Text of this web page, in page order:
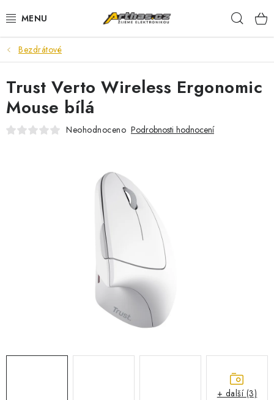
na
TELEFONY, TABLETY
POČÍTAČE, NOTEBOOKY
PRO HRÁČE
PŘEDVÁDĚCÍ ELEKTRONIKA
Bezdrátové
Trust Verto Wireless Ergonomic
Mouse bílá
Neohodnoceno Podrobnosti hodnocení
+ další (3)